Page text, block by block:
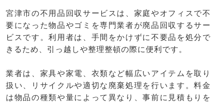
宮津市の不用品回収サービスは、家庭やオフィスで不
要になった物品やゴミを専門業者が廃品回収するサー
ビスです。利用者は、手間をかけずに不要品を処分で
きるため、引っ越しや整理整頓の際に便利です。
業者は、家具や家電、衣類など幅広いアイテムを取り
扱い、リサイクルや適切な廃棄処理を行います。料金
は物品の種類や量によって異なり、事前に見積もりを